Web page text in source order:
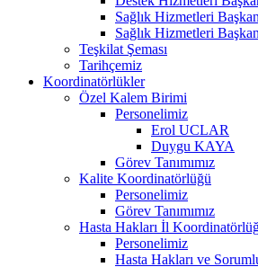
Sağlık Hizmetleri Başkan
Sağlık Hizmetleri Başkan
Teşkilat Şeması
Tarihçemiz
Koordinatörlükler
Özel Kalem Birimi
Personelimiz
Erol UCLAR
Duygu KAYA
Görev Tanımımız
Kalite Koordinatörlüğü
Personelimiz
Görev Tanımımız
Hasta Hakları İl
Personelimiz
Hasta Hakları ve